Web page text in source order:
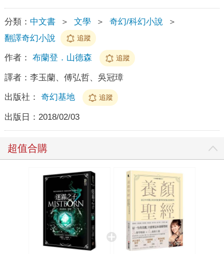
分類： 中文書 ＞ 文學 ＞ 奇幻/科幻小說
＞
翻譯奇幻小說
追蹤
作者： 布蘭登．山德森 追蹤
譯者： 李玉蘭、傅弘哲、吳冠璋
出版社： 奇幻基地 追蹤
出版日： 2018/02/03
超值合購